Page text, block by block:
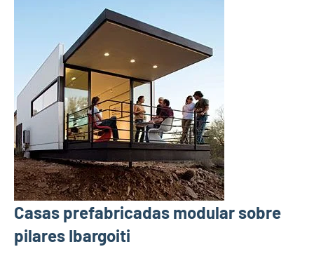
Casas prefabricadas modular sobre
pilares Ibargoiti